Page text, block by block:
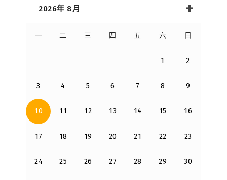
2026年 8月
一 二 三 四 五 六 日
1 2
3 4 5 6 7 8 9
10 11 12 13 14 15 16
17 18 19 20 21 22 23
24 25 26 27 28 29 30